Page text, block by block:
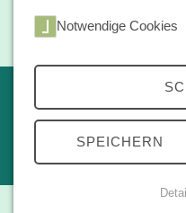
Bücher / E-Books
Themen
kleine reihe
Open Access
Notwendige Cookies
SPEICHERN